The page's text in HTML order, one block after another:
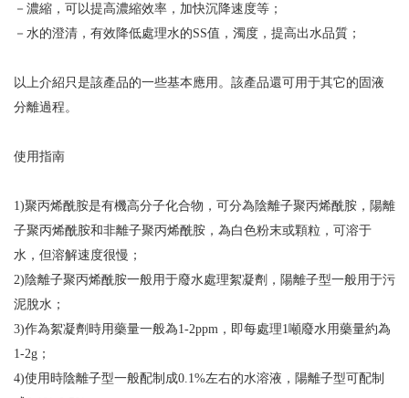
－濃縮，可以提高濃縮效率，加快沉降速度等；
－水的澄清，有效降低處理水的SS值，濁度，提高出水品質；
以上介紹只是該產品的一些基本應用。該產品還可用于其它的固液
分離過程。
使用指南
1)聚丙烯酰胺是有機高分子化合物，可分為陰離子聚丙烯酰胺，陽離
子聚丙烯酰胺和非離子聚丙烯酰胺，為白色粉末或顆粒，可溶于
水，但溶解速度很慢；
2)陰離子聚丙烯酰胺一般用于廢水處理絮凝劑，陽離子型一般用于污
泥脫水；
3)作為絮凝劑時用藥量一般為1-2ppm，即每處理1噸廢水用藥量約為
1-2g；
4)使用時陰離子型一般配制成0.1%左右的水溶液，陽離子型可配制